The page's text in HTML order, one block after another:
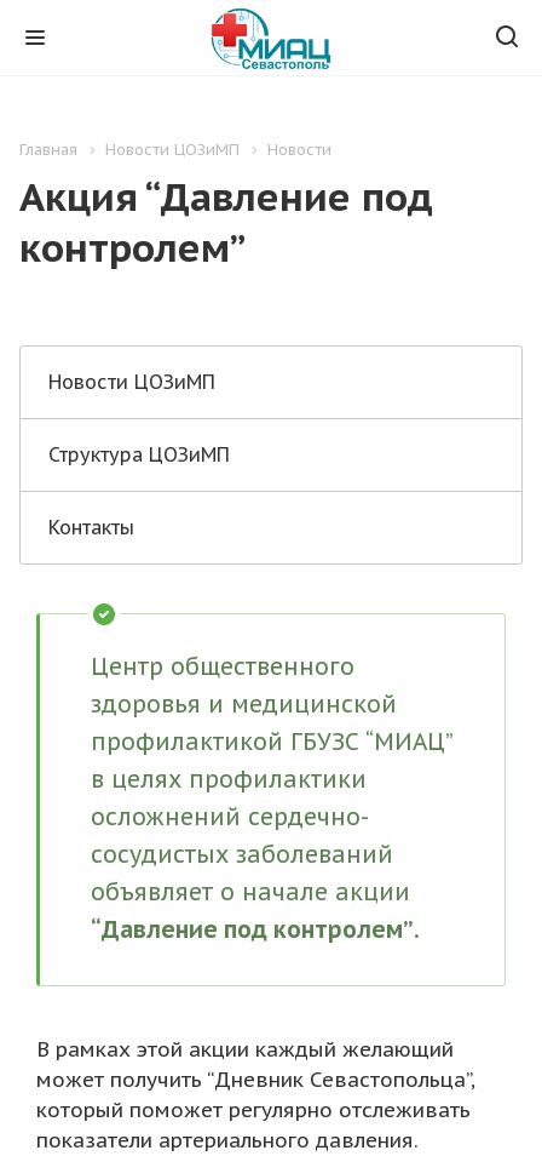
Главная Новости ЦОЗиМП Новости
Акция “Давление под
контролем”
Новости ЦОЗиМП
Структура ЦОЗиМП
Контакты
Центр общественного
здоровья и медицинской
профилактикой ГБУЗС “МИАЦ”
в целях профилактики
осложнений сердечно-
сосудистых заболеваний
объявляет о начале акции
“Давление под контролем”.
В рамках этой акции каждый желающий
может получить “Дневник Севастопольца”,
который поможет регулярно отслеживать
показатели артериального давления.